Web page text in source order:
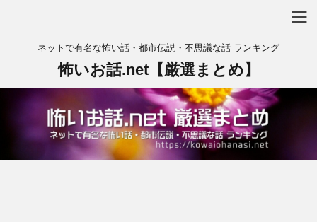
ネットで有名な怖い話・都市伝説・不思議な話 ランキング
怖いお話.net【厳選まとめ】